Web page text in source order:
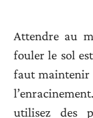
Attendre au
fouler le sol
faut maintenir
utilisez des